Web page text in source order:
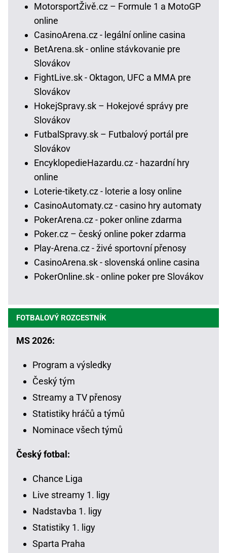
MotorsportŽivě.cz – Formule 1 a MotoGP
online
CasinoArena.cz - legální online casina
BetArena.sk - online stávkovanie pre
Slovákov
FightLive.sk - Oktagon, UFC a MMA pre
Slovákov
HokejSpravy.sk – Hokejové správy pre
Slovákov
FutbalSpravy.sk – Futbalový portál pre
Slovákov
EncyklopedieHazardu.cz - hazardní hry
online
Loterie-tikety.cz - loterie a losy online
CasinoAutomaty.cz - casino hry automaty
PokerArena.cz - poker online zdarma
Poker.cz – český online poker zdarma
Play-Arena.cz - živé sportovní přenosy
CasinoArena.sk - slovenská online casina
PokerOnline.sk - online poker pre Slovákov
FOTBALOVÝ ROZCESTNÍK
MS 2026:
Program a výsledky
Český tým
Streamy a TV přenosy
Statistiky hráčů a týmů
Nominace všech týmů
Český fotbal:
Chance Liga
Live streamy 1. ligy
Nadstavba 1. ligy
Statistiky 1. ligy
Sparta Praha